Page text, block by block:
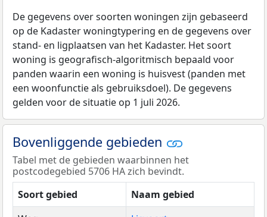
De gegevens over soorten woningen zijn gebaseerd
op de Kadaster woningtypering en de gegevens over
stand- en ligplaatsen van het Kadaster. Het soort
woning is geografisch-algoritmisch bepaald voor
panden waarin een woning is huisvest (panden met
een woonfunctie als gebruiksdoel). De gegevens
gelden voor de situatie op 1 juli 2026.
Bovenliggende gebieden
Tabel met de gebieden waarbinnen het
postcodegebied 5706 HA zich bevindt.
Soort gebied
Naam gebied